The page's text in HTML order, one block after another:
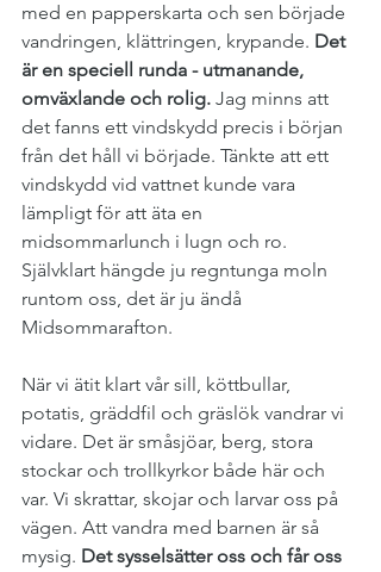
med en papperskarta och sen började
vandringen, klättringen, krypande. Det
är en speciell runda - utmanande,
omväxlande och rolig. Jag minns att
det fanns ett vindskydd precis i början
från det håll vi började. Tänkte att ett
vindskydd vid vattnet kunde vara
lämpligt för att äta en
midsommarlunch i lugn och ro.
Självklart hängde ju regntunga moln
runtom oss, det är ju ändå
Midsommarafton.
När vi ätit klart vår sill, köttbullar,
potatis, gräddfil och gräslök vandrar vi
vidare. Det är småsjöar, berg, stora
stockar och trollkyrkor både här och
var. Vi skrattar, skojar och larvar oss på
vägen. Att vandra med barnen är så
mysig. Det sysselsätter oss och får oss